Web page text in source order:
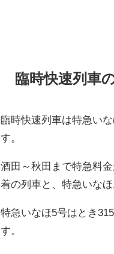
臨時快速列車
臨時快速列車は特急い
す。
酒田～秋田まで特急料
着の列車と、特急いな
特急いなほ5号はとき
す。